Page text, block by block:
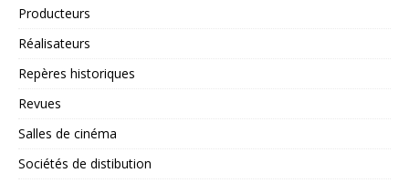
Producteurs
Réalisateurs
Repères historiques
Revues
Salles de cinéma
Sociétés de distibution